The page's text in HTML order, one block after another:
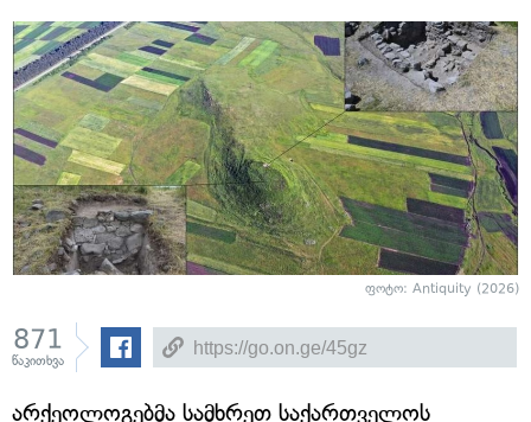
ფოტო: Antiquity (2026)
871
წაკითხვა
არქეოლოგებმა სამხრეთ საქართველოს